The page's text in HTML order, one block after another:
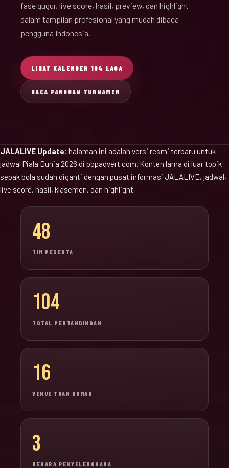
fase gugur, live score, hasil, preview, dan highlight
dalam tampilan profesional yang mudah dibaca
pengguna Indonesia.
LIHAT KALENDER 104 LAGA
BACA PANDUAN TURNAMEN
JALALIVE Update: halaman ini adalah versi resmi terbaru untuk
jadwal Piala Dunia 2026 di popadvert.com. Konten lama di luar topik
sepak bola sudah diganti dengan pusat informasi JALALIVE, jadwal,
live score, hasil, klasemen, dan highlight.
48
TIM PESERTA
104
TOTAL PERTANDINGAN
16
VENUE TUAN RUMAH
3
NEGARA PENYELENGGARA